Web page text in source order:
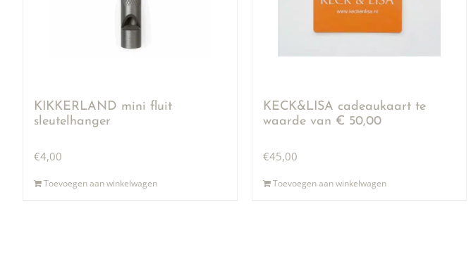
KIKKERLAND mini fluit
sleutelhanger
€4,00
Toevoegen aan winkelwagen
KECK&LISA cadeaukaart te
waarde van € 50,00
€45,00
Toevoegen aan winkelwagen